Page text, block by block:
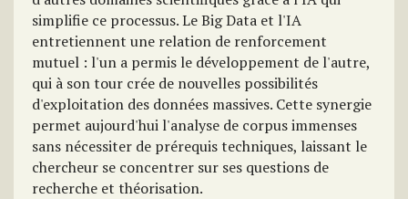
simplifie ce processus. Le Big Data et l'IA
entretiennent une relation de renforcement
mutuel : l'un a permis le développement de l'autre,
qui à son tour crée de nouvelles possibilités
d'exploitation des données massives. Cette synergie
permet aujourd'hui l'analyse de corpus immenses
sans nécessiter de prérequis techniques, laissant le
chercheur se concentrer sur ses questions de
recherche et théorisation.